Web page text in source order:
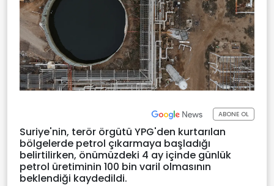
ABONE OL
Suriye'nin, terör örgütü YPG'den kurtarılan
bölgelerde petrol çıkarmaya başladığı
belirtilirken, önümüzdeki 4 ay içinde günlük
petrol üretiminin 100 bin varil olmasının
beklendiği kaydedildi.